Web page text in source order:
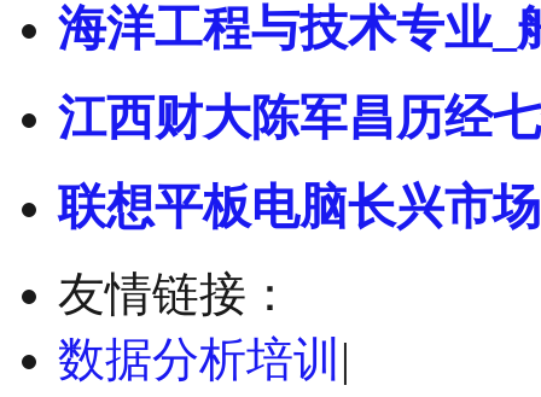
海洋工程与技术专业_
江西财大陈军昌历经
联想平板电脑长兴市
友情链接：
数据分析培训 |